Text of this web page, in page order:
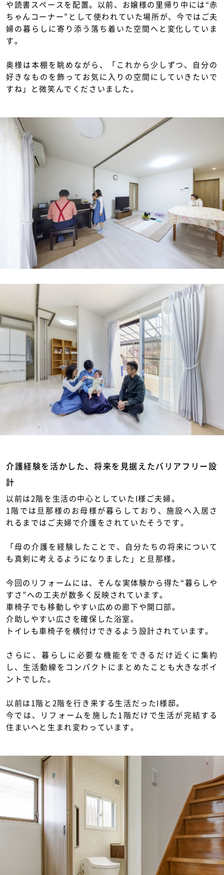
や読書スペースを配置。以前、お嬢様の里帰り中には“赤
ちゃんコーナー”として使われていた場所が、今ではご夫
婦の暮らしに寄り添う落ち着いた空間へと変化していま
す。
奥様は本棚を眺めながら、「これから少しずつ、自分の
好きなものを飾ってお気に入りの空間にしていきたいで
すね」と微笑んでくださいました。
介護経験を活かした、将来を見据えたバリアフリー設
計
以前は2階を生活の中心としていたI様ご夫婦。
1階では旦那様のお母様が暮らしており、施設へ入居さ
れるまではご夫婦で介護をされていたそうです。
「母の介護を経験したことで、自分たちの将来について
も真剣に考えるようになりました」と旦那様。
今回のリフォームには、そんな実体験から得た“暮らしや
すさ”への工夫が数多く反映されています。
車椅子でも移動しやすい広めの廊下や開口部。
介助しやすい広さを確保した浴室。
トイレも車椅子を横付けできるよう設計されています。
さらに、暮らしに必要な機能をできるだけ近くに集約
し、生活動線をコンパクトにまとめたことも大きなポイ
ントでした。
以前は1階と2階を行き来する生活だったI様邸。
今では、リフォームを施した1階だけで生活が完結する
住まいへと生まれ変わっています。